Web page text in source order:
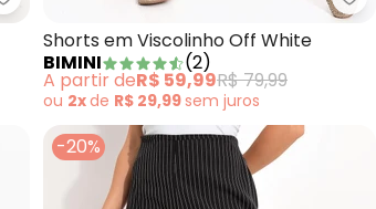
Bimini - Short Preto em Malha Jacquard
Shorts em Viscolinho Off White
BIMINI
(2)
A partir deR$ 59,99R$ 79,99
ou 2xde R$ 29,99sem juros
-20%